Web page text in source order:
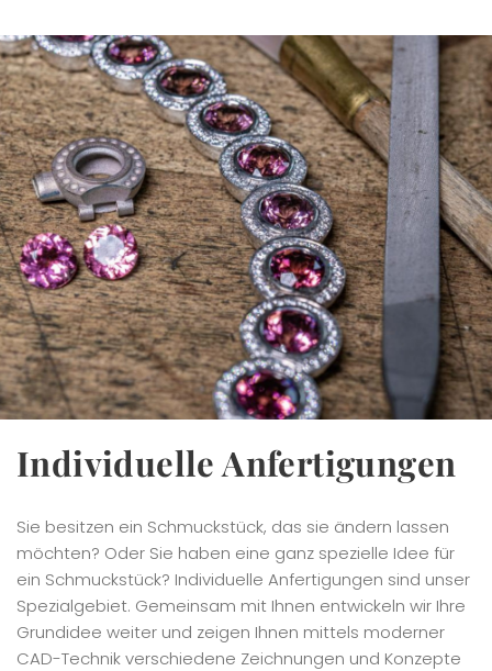
Individuelle Anfertigungen
Sie besitzen ein Schmuckstück, das sie ändern lassen
möchten? Oder Sie haben eine ganz spezielle Idee für
ein Schmuckstück? Individuelle Anfertigungen sind unser
Spezialgebiet. Gemeinsam mit Ihnen entwickeln wir Ihre
Grundidee weiter und zeigen Ihnen mittels moderner
CAD-Technik verschiedene Zeichnungen und Konzepte